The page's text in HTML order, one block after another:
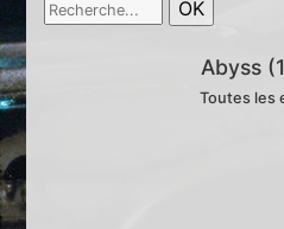
Abyss
Toutes les